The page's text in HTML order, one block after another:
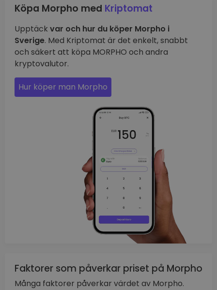
Köpa Morpho med Kriptomat
Upptäck var och hur du köper Morpho i
Sverige. Med Kriptomat är det enkelt, snabbt
och säkert att köpa MORPHO och andra
kryptovalutor.
Hur köper man Morpho
Faktorer som påverkar priset på Morpho
Många faktorer påverkar värdet av Morpho.